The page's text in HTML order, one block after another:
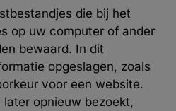
die bij het
op uw computer of ander
bewaard. In dit
opgeslagen, zoals
voor een website.
opnieuw bezoekt,